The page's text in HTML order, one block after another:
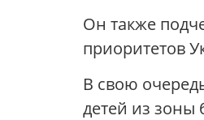
Он также
приоритетов
В свою
детей из зоны